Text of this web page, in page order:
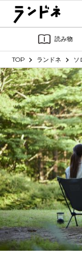
読み物
TOP ランドネ ソ